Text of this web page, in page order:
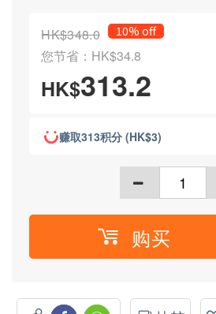
HK$348.0 10% off
您节省：HK$34.8
HK$313.2
赚取313积分 (HK$3)
购买